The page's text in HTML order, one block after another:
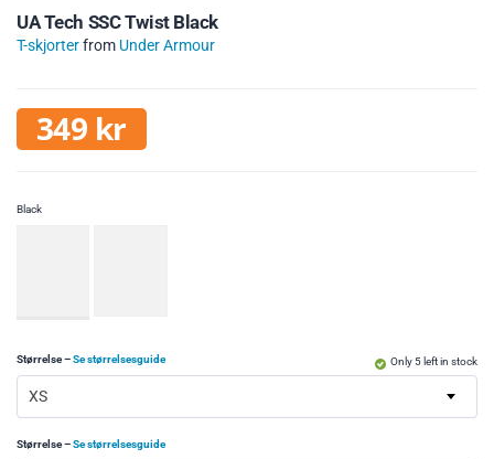
UA Tech SSC Twist Black
T-skjorterfrom Under Armour
349 kr
Black
Størrelse–Se størrelsesguide
XS
Størrelse–Se størrelsesguide
Only 5 left in stock